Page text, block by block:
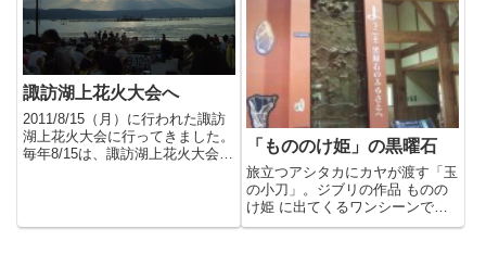
諏訪湖上花火大会へ
2011/8/15（月）に行われた諏訪
湖上花火大会に行ってきました。
毎年8/15は、諏訪湖上花火大会プ
「もののけ姫」の黒曜石
旅立つアシタカにカヤが渡す「玉
の小刀」。ジブリの作品 ものの
け姫 に出てくるワンシーンで
す。この「玉の小刀」は、黒曜石